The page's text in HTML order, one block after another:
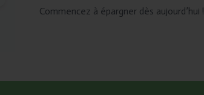
Commencez à épargner dès aujourd’hui !